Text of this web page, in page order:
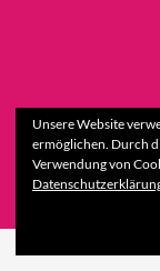
Unsere Website
ermöglichen. Durch
Verwendung von